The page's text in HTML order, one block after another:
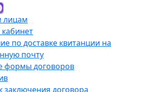
лицам
по доставке квитанции на
почту
формы договоров
заключения договора